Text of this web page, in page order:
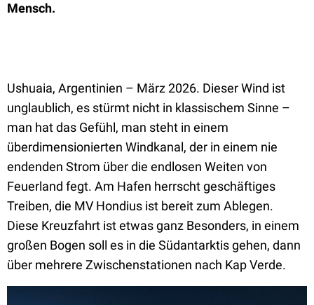
Mensch.
Ushuaia, Argentinien – März 2026. Dieser Wind ist
unglaublich, es stürmt nicht in klassischem Sinne –
man hat das Gefühl, man steht in einem
überdimensionierten Windkanal, der in einem nie
endenden Strom über die endlosen Weiten von
Feuerland fegt. Am Hafen herrscht geschäftiges
Treiben, die MV Hondius ist bereit zum Ablegen.
Diese Kreuzfahrt ist etwas ganz Besonders, in einem
großen Bogen soll es in die Südantarktis gehen, dann
über mehrere Zwischenstationen nach Kap Verde.